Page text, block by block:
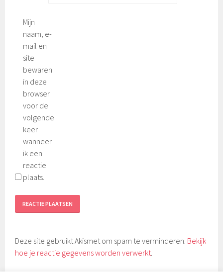
Mijn
naam, e-
mail en
site
bewaren
in deze
browser
voor de
volgende
keer
wanneer
ik een
reactie
plaats.
Deze site gebruikt Akismet om spam te verminderen. Bekijk
hoe je reactie gegevens worden verwerkt